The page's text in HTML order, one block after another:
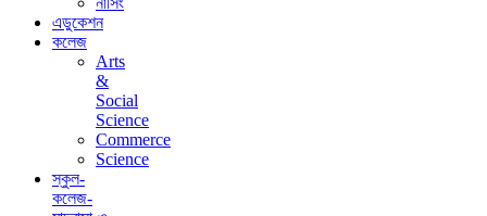
এডুকেশন
কলেজ
Arts
&
Social
Science
Commerce
Science
স্কুল-
কলেজ-